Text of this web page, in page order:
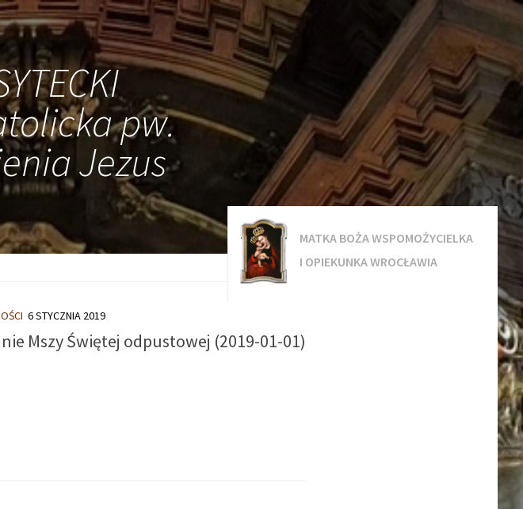
pw.
Jezus
MATKA BOŻA WSPOMOŻYCIELKA
I OPIEKUNKA WROCŁAWIA
6 STYCZNIA 2019
Mszy Świętej odpustowej (2019-01-01)